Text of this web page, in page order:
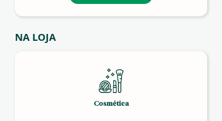
NA LOJA
Cosmética